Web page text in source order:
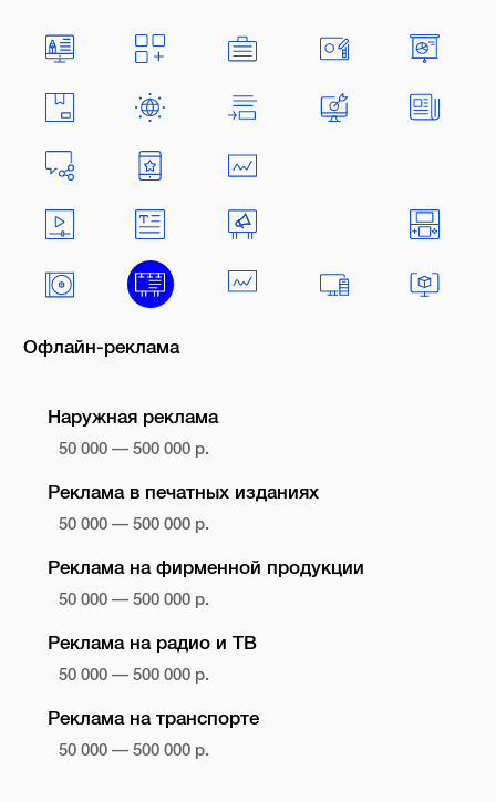
Офлайн-реклама
Наружная реклама
50 000 — 500 000 р.
Реклама в печатных изданиях
50 000 — 500 000 р.
Реклама на фирменной продукции
50 000 — 500 000 р.
Реклама на радио и ТВ
50 000 — 500 000 р.
Реклама на транспорте
50 000 — 500 000 р.